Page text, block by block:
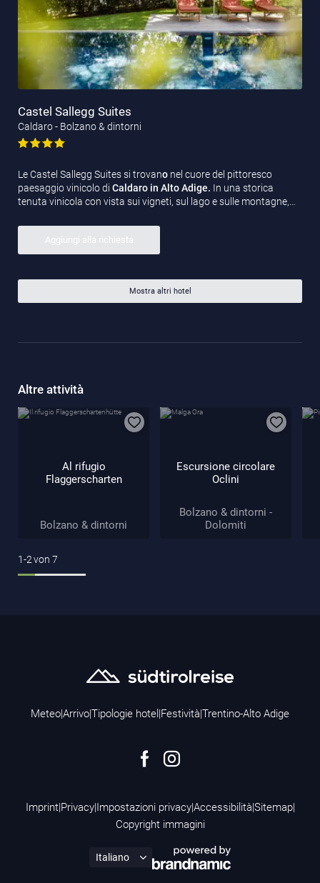
Castel Sallegg Suites
Caldaro - Bolzano & dintorni
Le Castel Sallegg Suites si trovano nel cuore del pittoresco
paesaggio vinicolo di Caldaro in Alto Adige. In una storica
tenuta vinicola con vista sui vigneti, sul lago e sulle montagne,…
Aggiungi alla richiesta
Mostra altri hotel
Altre attività
Al rifugio
Flaggerscharten
Bolzano & dintorni
Escursione circolare
Oclini
Bolzano & dintorni -
Dolomiti
1-2von 7
Meteo|Arrivo|Tipologie hotel |Festività|Trentino-Alto Adige
Imprint|Privacy|Impostazioni privacy|Accessibilità|Sitemap|
Copyright immagini